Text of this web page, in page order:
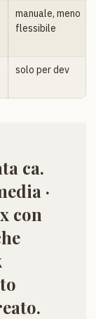
manuale, meno
flessibile
solo per dev
ca.
·
con